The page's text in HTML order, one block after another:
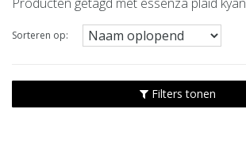
Sorteren op:
Filters tonen